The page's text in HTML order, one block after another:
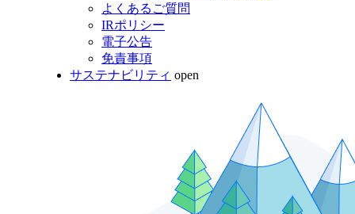
よくあるご質問
IRポリシー
電子公告
免責事項
サステナビリティ open